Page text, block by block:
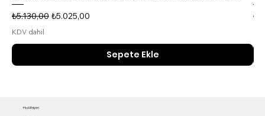
Normal Fiyat
₺5.130,00 İndirimli Fiyat
₺5.025,00
KDV dahil
Sepete Ekle
Hızlı Erişim